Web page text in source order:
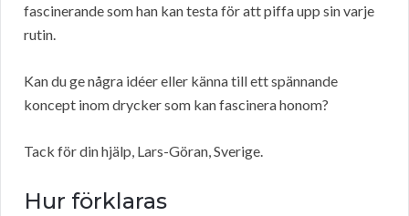
fascinerande som han kan testa för att piffa upp sin varje
rutin.
Kan du ge några idéer eller känna till ett spännande
koncept inom drycker som kan fascinera honom?
Tack för din hjälp, Lars-Göran, Sverige.
Hur förklaras